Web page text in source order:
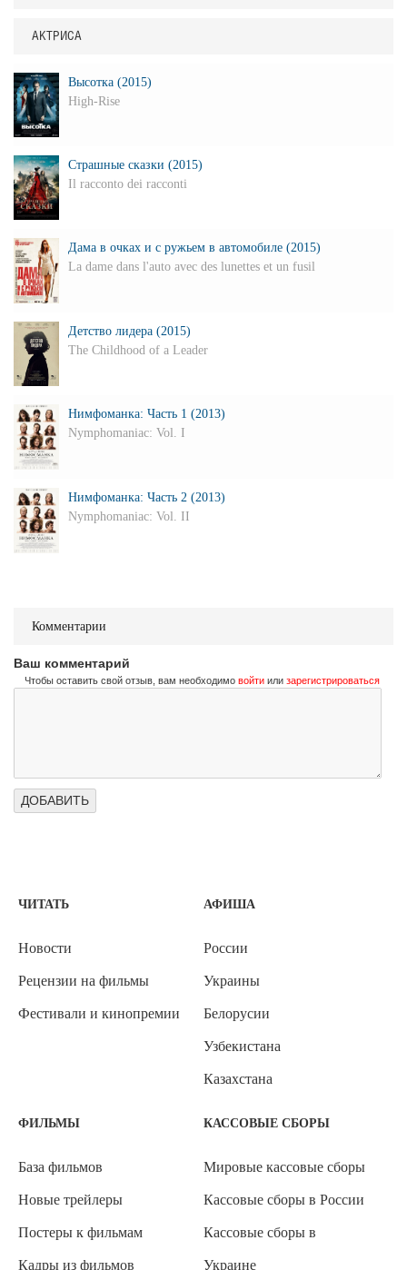
АКТРИСА
Высотка (2015)
High-Rise
Страшные сказки (2015)
Il racconto dei racconti
Дама в очках и с ружьем в автомобиле (2015)
La dame dans l'auto avec des lunettes et un fusil
Детство лидера (2015)
The Childhood of a Leader
Нимфоманка: Часть 1 (2013)
Nymphomaniac: Vol. I
Нимфоманка: Часть 2 (2013)
Nymphomaniac: Vol. II
Комментарии
Ваш комментарий
Чтобы оставить свой отзыв, вам необходимо войти или зарегистрироваться
ЧИТАТЬ
Новости
Рецензии на фильмы
Фестивали и кинопремии
АФИША
России
Украины
Белорусии
Узбекистана
Казахстана
ФИЛЬМЫ
База фильмов
Новые трейлеры
Постеры к фильмам
Кадры из фильмов
КАССОВЫЕ СБОРЫ
Мировые кассовые сборы
Кассовые сборы в России
Кассовые сборы в
Украине